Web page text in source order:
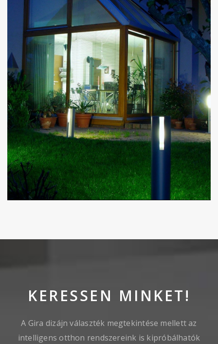
KERESSEN MINKET!
A Gira dizájn választék megtekintése mellett az
intelligens otthon rendszereink is kipróbálhatók